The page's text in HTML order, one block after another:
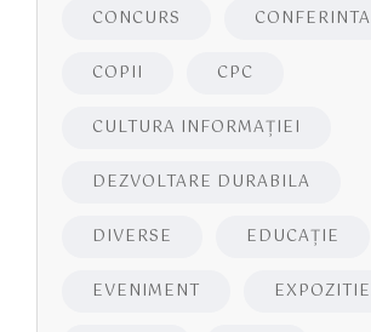
CONCURS CONFERINTA
COPII CPC
CULTURA INFORMAŢIEI
DEZVOLTARE DURABILA
DIVERSE EDUCAŢIE
EVENIMENT EXPOZITIE